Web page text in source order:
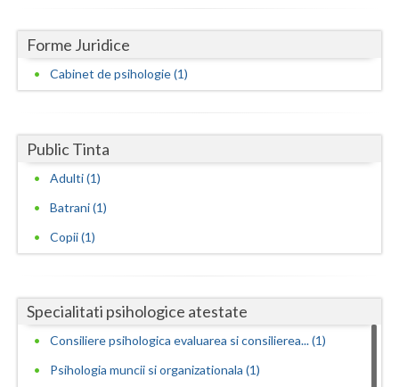
Iasi
Ilfov
Mehedinti
Mures
Neamt
Olt
Salaj
Forme Juridice
Cabinet de psihologie (1)
Public Tinta
Adulti (1)
Batrani (1)
Copii (1)
Specialitati psihologice atestate
Consiliere psihologica evaluarea si consilierea... (1)
Psihologia muncii si organizationala (1)